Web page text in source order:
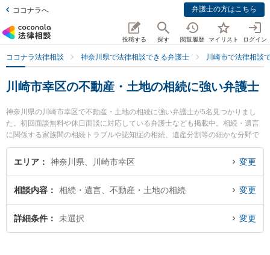
ココナラへ 弁護士の方はこちら
投稿する 探す 閲覧履歴 マイリスト ログイン
ココナラ法律相談 神奈川県で法律相談できる弁護士 川崎市で法律相談
川崎市幸区の不動産・土地の相続に強い弁護士
神奈川県の川崎市幸区で不動産・土地の相続に強い弁護士が5名見つかりまし
た。初回面談無料や休日面談に対応している弁護士なども掲載中。相続・遺言
に関係する家族間の相続トラブルや認知症の相続、遺産分割等の細かな分野で
の絞り込み検索もでき便利です。特に東京スタートアップ法律事務所 川崎支店
の小林 望海弁護士や佐藤恵太法律事務所の佐藤 恵太弁護士、恵富総合法律事務
を今すぐに弁護士に相談したい』『不動産・土地の相続のトラブル解決の実績
豊富な近くの弁護士を検索したい』『初回相談無料で不動産・土地の相続を法
律相談できる川崎市幸区内の弁護士に相談予約したい』などでお困りの相談者
エリア 神奈川県、川崎市幸区 変更
相談内容 相続・遺言、不動産・土地の相続 変更
詳細条件 未選択 変更